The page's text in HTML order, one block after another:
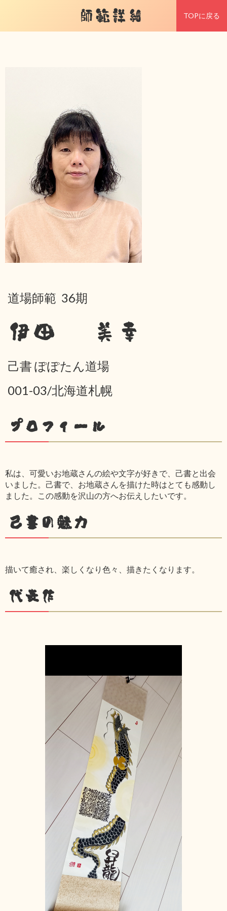
師範詳細 TOPに戻る
道場師範 36期
伊田 美幸
己書 ぽぽたん道場
001-03/北海道札幌
プロフィール
私は、可愛いお地蔵さんの絵や文字が好きで、己書と出会
いました。己書で、お地蔵さんを描けた時はとても感動し
ました。この感動を沢山の方へお伝えしたいです。
己書の魅力
描いて癒され、楽しくなり色々、描きたくなります。
代表作